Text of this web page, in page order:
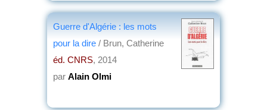
Guerre d'Algérie : les mots
pour la dire / Brun, Catherine
éd. CNRS, 2014
par Alain Olmi